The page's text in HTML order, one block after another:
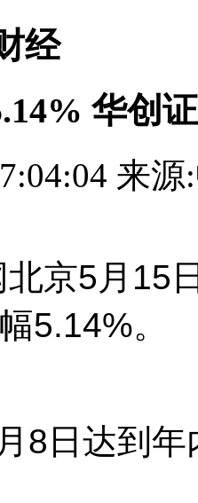
经
华创
来源
京5月15
5.14%。
8日达到